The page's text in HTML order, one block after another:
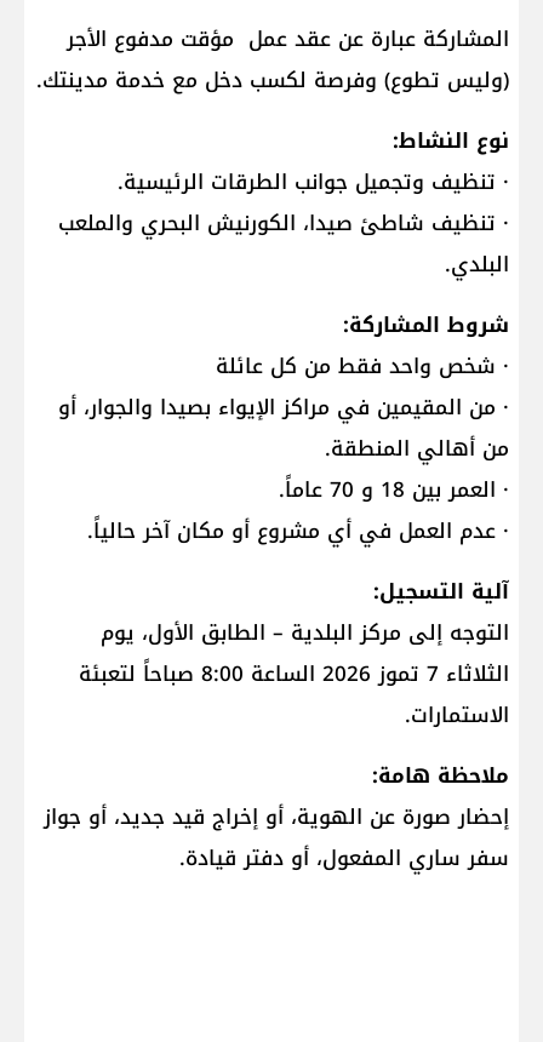
المشاركة عبارة عن عقد عمل مؤقت مدفوع الأجر
(وليس تطوع) وفرصة لكسب دخل مع خدمة مدينتك.
نوع النشاط:
· تنظيف وتجميل جوانب الطرقات الرئيسية.
· تنظيف شاطئ صيدا، الكورنيش البحري والملعب
البلدي.
شروط المشاركة:
· شخص واحد فقط من كل عائلة
· من المقيمين في مراكز الإيواء بصيدا والجوار، أو
من أهالي المنطقة.
· العمر بين 18 و 70 عاماً.
· عدم العمل في أي مشروع أو مكان آخر حالياً.
آلية التسجيل:
التوجه إلى مركز البلدية – الطابق الأول، يوم
الثلاثاء 7 تموز 2026 الساعة 8:00 صباحاً لتعبئة
الاستمارات.
ملاحظة هامة:
إحضار صورة عن الهوية، أو إخراج قيد جديد، أو جواز
سفر ساري المفعول، أو دفتر قيادة.